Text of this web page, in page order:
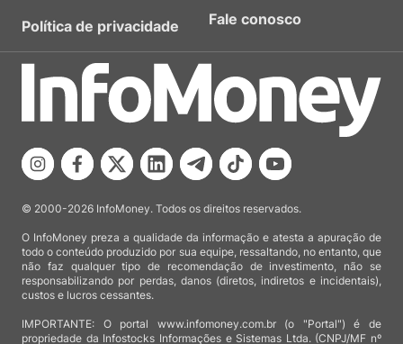
Política de privacidade
Fale conosco
© 2000-2026 InfoMoney. Todos os direitos reservados.
O InfoMoney preza a qualidade da informação e atesta a apuração de
todo o conteúdo produzido por sua equipe, ressaltando, no entanto, que
não faz qualquer tipo de recomendação de investimento, não se
responsabilizando por perdas, danos (diretos, indiretos e incidentais),
custos e lucros cessantes.
IMPORTANTE: O portal www.infomoney.com.br (o "Portal") é de
propriedade da Infostocks Informações e Sistemas Ltda. (CNPJ/MF nº